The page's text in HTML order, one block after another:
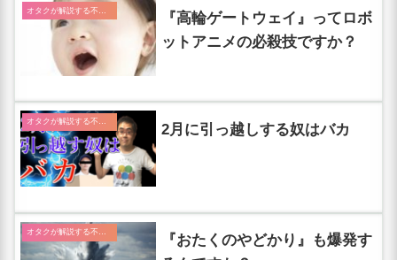
『高輪ゲートウェイ』ってロボ
ットアニメの必殺技ですか？
オタクが解説する不動産の闇ブログ 2月に引っ越しする奴はバカ
オタクが解説する不動産の闇ブログ
『おたくのやどかり』も爆発す